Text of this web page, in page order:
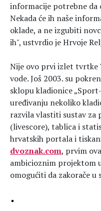
informacije potrebne da
Nekada će ih naše
oklade, a ne izgubiti
ih", ustvrdio je Hrvoje
Nije ovo prvi izlet tvrtke
vode. Još 2003. su
sklopu kladionice
uređivanju nekoliko
razvila vlastiti sustav za
(livescore), tablica i
hrvatskih portala i
dvoznak.com, prvim
ambicioznim projektom
omogućiti da zakorače